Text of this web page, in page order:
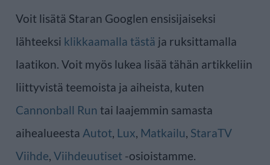
Voit lisätä Staran Googlen ensisijaiseksi
lähteeksi klikkaamalla tästä ja ruksittamalla
laatikon. Voit myös lukea lisää tähän artikkeliin
liittyvistä teemoista ja aiheista, kuten
Cannonball Run tai laajemmin samasta
aihealueesta Autot, Lux, Matkailu, StaraTV
Viihde, Viihdeuutiset -osioistamme.